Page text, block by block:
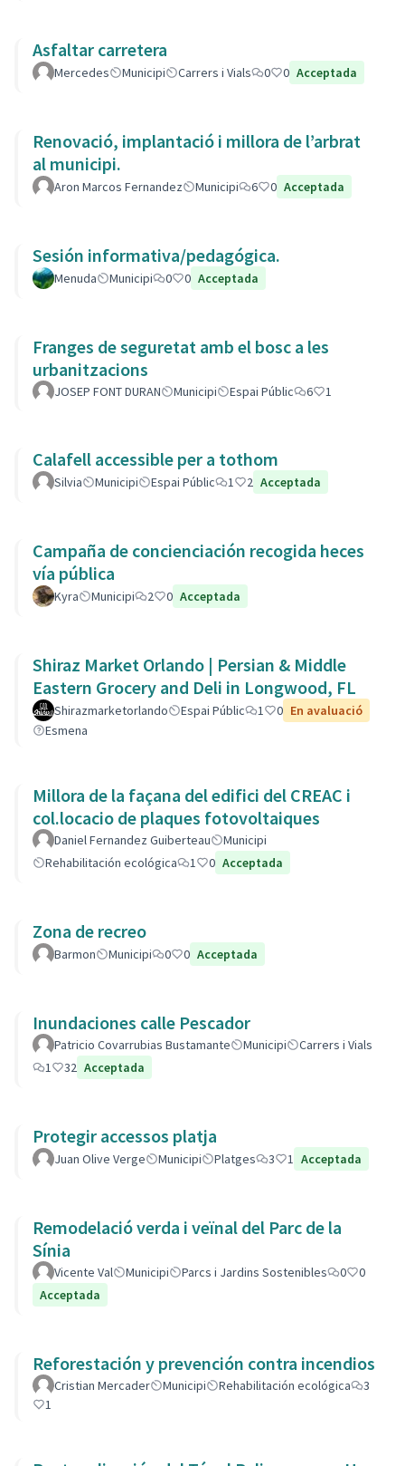
Asfaltar carretera
Mercedes Municipi Carrers i Vials 0 0 Acceptada
Renovació, implantació i millora de l’arbrat
al municipi.
Aron Marcos Fernandez Municipi 6 0 Acceptada
Sesión informativa/pedagógica.
Menuda Municipi 0 0 Acceptada
Franges de seguretat amb el bosc a les
urbanitzacions
JOSEP FONT DURAN Municipi Espai Públic 6 1
Calafell accessible per a tothom
Silvia Municipi Espai Públic 1 2 Acceptada
Campaña de concienciación recogida heces
vía pública
Kyra Municipi 2 0 Acceptada
Shiraz Market Orlando | Persian & Middle
Eastern Grocery and Deli in Longwood, FL
Shirazmarketorlando Espai Públic 1 0 En avaluació
Esmena
Millora de la façana del edifici del CREAC i
col.locacio de plaques fotovoltaiques
Daniel Fernandez Guiberteau
Municipi
Rehabilitación ecológica
1 0 Acceptada
Zona de recreo
Barmon Municipi 0 0 Acceptada
Inundaciones calle Pescador
Patricio Covarrubias Bustamante Municipi
Carrers i Vials
1
32 Acceptada
Protegir accessos platja
Juan Olive Verge Municipi Platges 3 1 Acceptada
Remodelació verda i veïnal del Parc de la
Sínia
Vicente Val Municipi Parcs i Jardins Sostenibles 0
0
Acceptada
Reforestación y prevención contra incendios
Cristian Mercader Municipi Rehabilitación ecológica
3
1